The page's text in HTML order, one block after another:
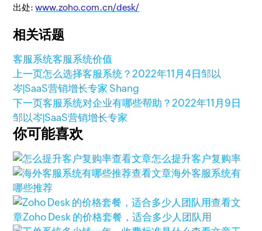
出处:www.zoho.com.cn/desk/
相关话题
客服系统客服系统价值
上一页怎么选择客服系统？2022年11月4日邹以
岑|SaaS营销增长专家 Shang
下一页客服系统对企业有哪些帮助？2022年11月9日
邹以岑|SaaS营销增长专家
你可能喜欢
查看文章怎么提升客户复购率
查看文章海外客服系统有
哪些推荐
查看文
章Zoho Desk 的价格套餐，适合多少人团队用